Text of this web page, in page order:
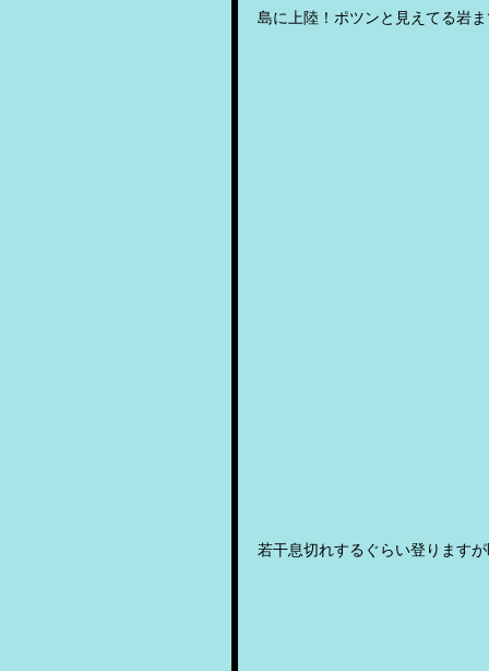
島に上陸！ポツンと見えてる岩ま
若干息切れするぐらい登りますが